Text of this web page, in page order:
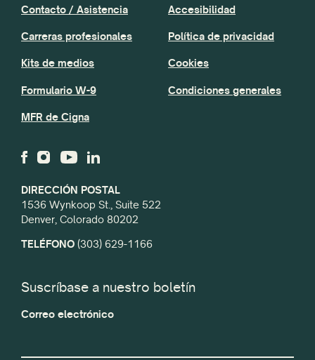
DIRECCIÓN POSTAL
1536 Wynkoop St., Suite 522
Denver, Colorado 80202
TELÉFONO (303) 629-1166
Contacto / Asistencia
Carreras profesionales
Kits de medios
Formulario W-9
MFR de Cigna
Accesibilidad
Política de privacidad
Cookies
Condiciones generales
Suscríbase a nuestro boletín
Correo electrónico